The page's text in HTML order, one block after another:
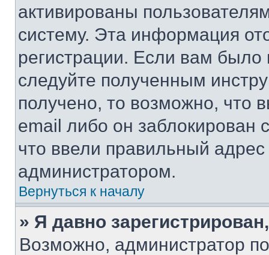
активированы
систему. Эта информация
регистрации. Если вам
следуйте полученным
получено, то возможно, что
email либо он
что ввели правильный адрес
администратором.
Вернуться к началу
» Я давно
Возможно, администратор